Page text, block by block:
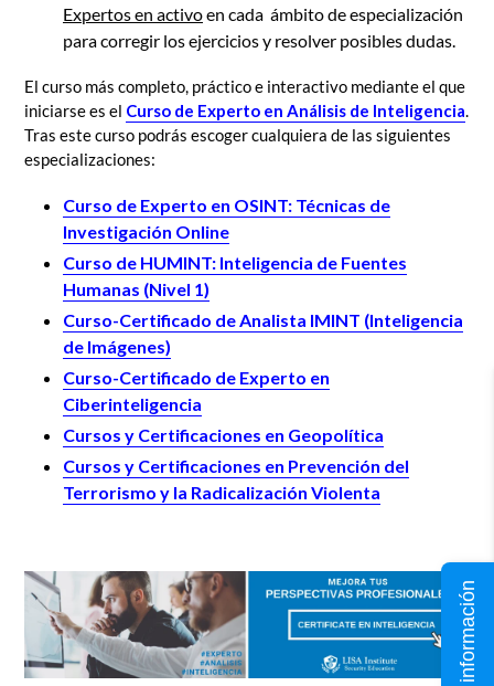
Expertos en activoen cada ámbito de especialización
para corregir los ejercicios y resolver posibles dudas.
El curso más completo, práctico e interactivo mediante el que
iniciarse es el Curso de Experto en Análisis de Inteligencia.
Tras este curso podrás escoger cualquiera de las siguientes
especializaciones:
Curso de Experto en OSINT: Técnicas de
Investigación Online
Curso de HUMINT: Inteligencia de Fuentes
Humanas (Nivel 1)
Curso-Certificado de Analista IMINT (Inteligencia
de Imágenes)
Curso-Certificado de Experto en
Ciberinteligencia
Cursos y Certificaciones en Geopolítica
Cursos y Certificaciones en Prevención del
Terrorismo y la Radicalización Violenta